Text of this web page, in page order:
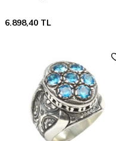
6.898,40 TL